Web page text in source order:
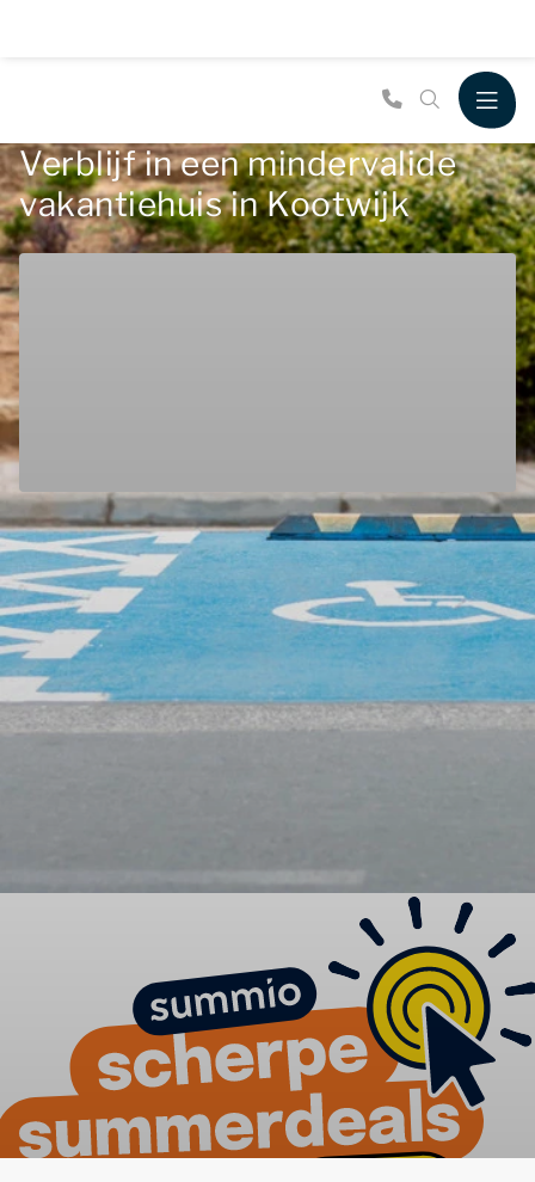
Verblijf in een mindervalide
vakantiehuis in Kootwijk